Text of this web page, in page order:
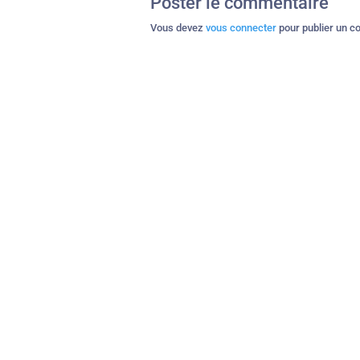
Vous devez vous connecter pour publier un